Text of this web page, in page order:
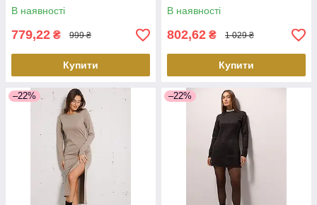
В наявності
779,22 ₴ 999 ₴
Купити
В наявності
802,62 ₴ 1 029 ₴
Купити
–22% –22%